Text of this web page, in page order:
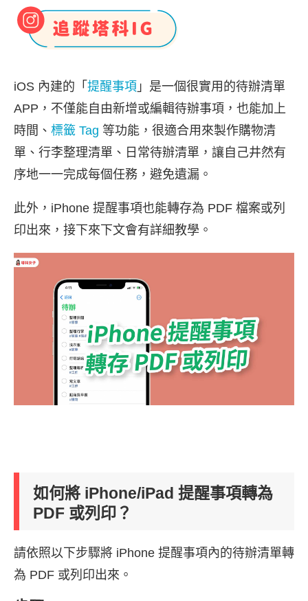
iOS 內建的「 提醒事項 」是一個很實用的待辦清單
APP，不僅能自由新增或編輯待辦事項，也能加上
時間、 標籤 Tag 等功能，很適合用來製作購物清
單、行李整理清單、日常待辦清單，讓自己井然有
序地一一完成每個任務，避免遺漏。
此外，iPhone 提醒事項也能轉存為 PDF 檔案或列
印出來，接下來下文會有詳細教學。
如何將 iPhone/iPad 提醒事項轉為
PDF 或列印？
請依照以下步驟將 iPhone 提醒事項內的待辦清單轉
為 PDF 或列印出來。